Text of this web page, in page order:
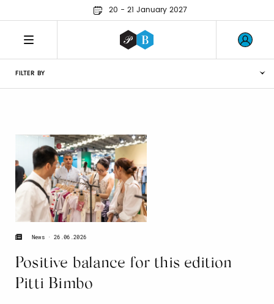
20 - 21 January 2027
FILTER BY
Positive balance for this edition
Pitti Bimbo
News 26.06.2026